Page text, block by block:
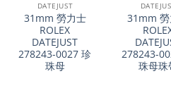
DATEJUST
31mm 勞力士
ROLEX
DATEJUST
278243-0027 珍
珠母
31mm
278243-
珠母珠